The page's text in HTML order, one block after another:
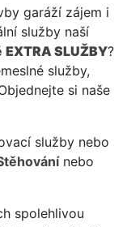
garáží zájem i
služby naší
EXTRA SLUŽBY?
služby,
si naše
služby nebo
nebo
spolehlivou